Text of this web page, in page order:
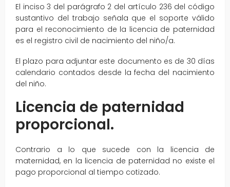
El inciso 3 del parágrafo 2 del artículo 236 del código
sustantivo del trabajo señala que el soporte válido
para el reconocimiento de la licencia de paternidad
es el registro civil de nacimiento del niño/a.
El plazo para adjuntar este documento es de 30 días
calendario contados desde la fecha del nacimiento
del niño.
Licencia de paternidad
proporcional.
Contrario a lo que sucede con la licencia de
maternidad, en la licencia de paternidad no existe el
pago proporcional al tiempo cotizado.